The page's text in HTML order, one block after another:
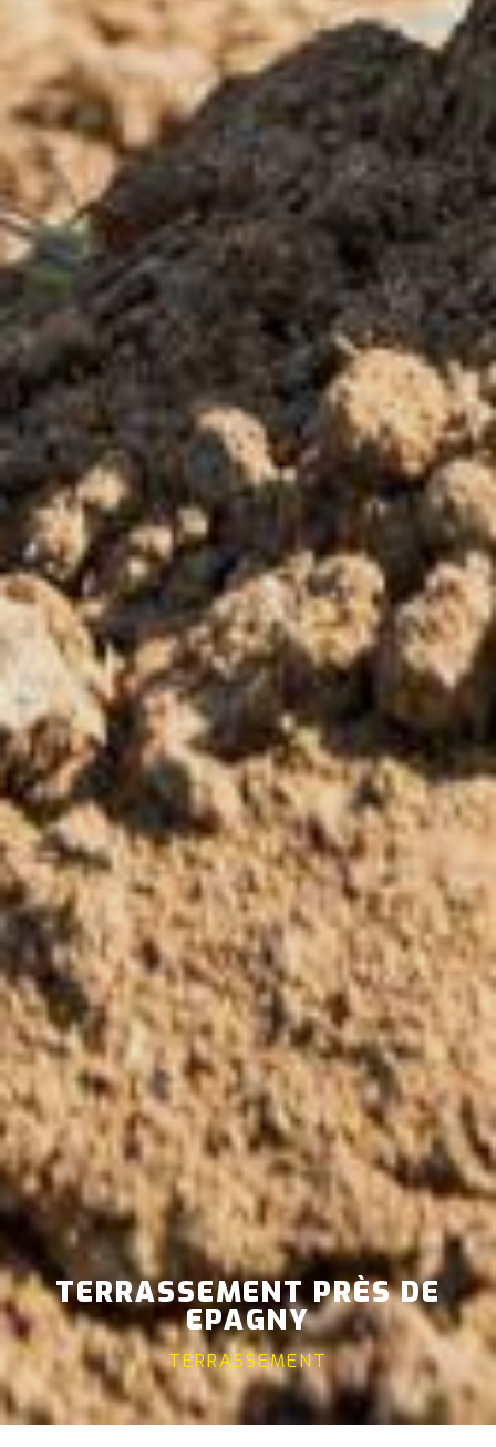
TERRASSEMENT PRÈS DE
EPAGNY
TERRASSEMENT